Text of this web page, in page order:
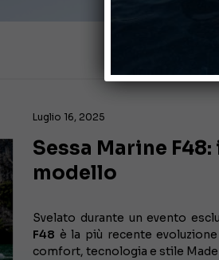
Luglio 16, 2025
Sessa Marine
modello
Svelato durante un evento
F48 è la più recente
comfort, tecnologia e stile Made